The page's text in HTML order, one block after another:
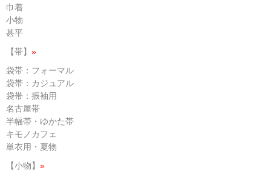
巾着
小物
甚平
【帯】 »
袋帯：フォーマル
袋帯：カジュアル
袋帯：振袖用
名古屋帯
半幅帯・ゆかた帯
キモノカフェ
単衣用・夏物
【小物】 »